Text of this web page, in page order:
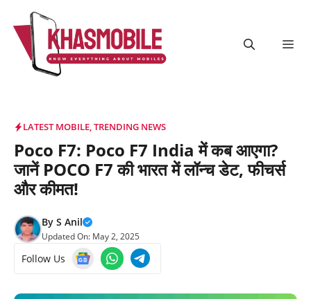
content
LATEST MOBILE,TRENDING NEWS
Poco F7: Poco F7 India में कब आएगा?
जानें POCO F7 की भारत में लॉन्च डेट, फीचर्स
और कीमत!
By S Anil
Updated On: May 2, 2025
Follow Us